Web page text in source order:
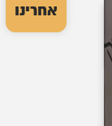
אחרינו